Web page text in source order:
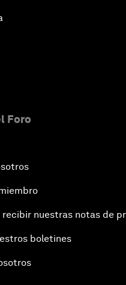
Foro
nuestras notas de
boletines